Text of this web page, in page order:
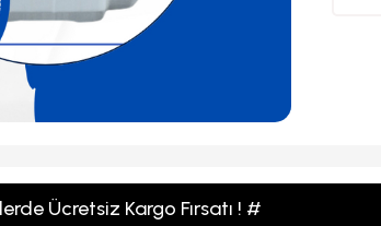
Ücretsiz Kargo Fırsatı ! #